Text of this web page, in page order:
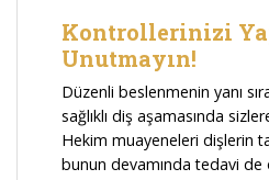
Kontrollerinizi
Unutmayın!
Düzenli beslenmenin yanı
sağlıklı diş aşamasında
Hekim muayeneleri dişlerin
bunun devamında tedavi de